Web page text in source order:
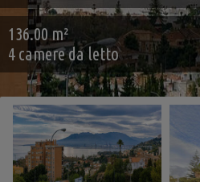
136.00 m²
4 camere da letto